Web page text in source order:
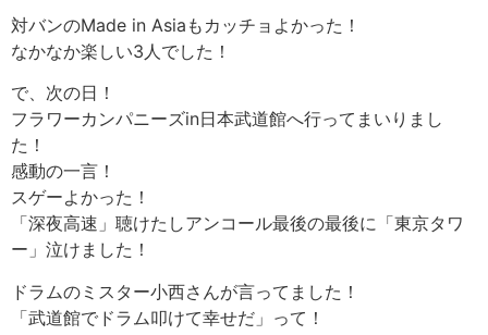
対バンのMade in Asiaもカッチョよかった！
なかなか楽しい3人でした！
で、次の日！
フラワーカンパニーズin日本武道館へ行ってまいりまし
た！
感動の一言！
スゲーよかった！
「深夜高速」聴けたしアンコール最後の最後に「東京タワ
ー」泣けました！
ドラムのミスター小西さんが言ってました！
「武道館でドラム叩けて幸せだ」って！